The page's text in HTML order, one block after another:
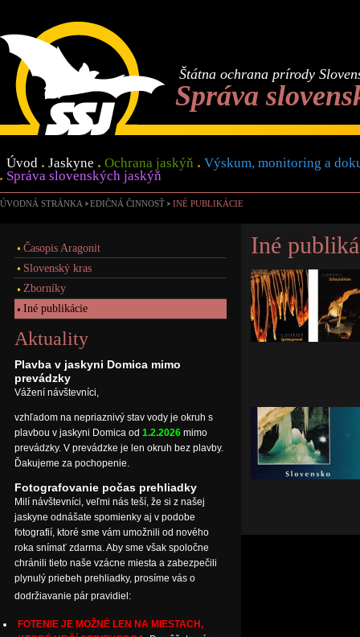
Štátna ochrana prírody
Správa
Úvod Jaskyne Ochrana jaskýň
Výskum, monitoring a
Správa slovenských jaskýň
ÚVODNÁ STRÁNKA EDIČNÁ ČINNOSŤ INÉ PUBLIKÁCIE
Iné
Časopis Aragonit
Slovenský kras
Zborníky
Iné publikácie
Aktuality
Plavba v jaskyni Domica mimo
prevádzky
Vážení návštevníci,
vzhľadom na nepriaznivý stav vody je okruh s
plavbou v jaskyni Domica od 1.2.2026 mimo
prevádzky. V prevádzke je len okruh bez plavby.
Ďakujeme za pochopenie.
Fotografovanie počas prehliadky
Milí návštevníci, veľmi nás teší, že si z našej
jaskyne odnášate spomienky aj v podobe
fotografií, ktoré sme vám umožnili od nového
roka snímať zdarma. Aby sme však spoločne
chránili tieto naše vzácne miesta a zabezpečili
plynulý priebeh prehliadky, prosíme vás o
dodržiavanie pár pravidiel:
FOTENIE JE MOŽNÉ LEN NA MIESTACH,